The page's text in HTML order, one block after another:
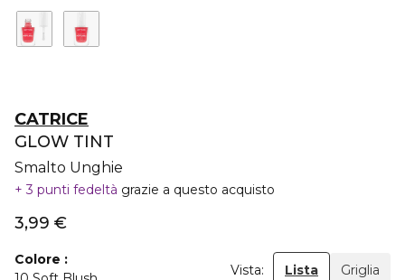
CATRICE
GLOW TINT
Smalto Unghie
3 punti fedeltà grazie a questo acquisto
3,99 €
Colore
Vista: Lista Griglia